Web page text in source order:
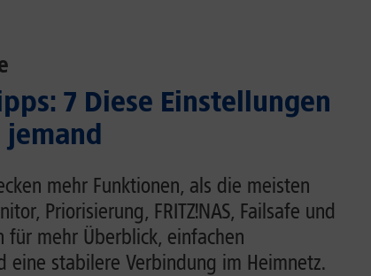
7 Diese Einstellungen
mehr Funktionen, als die meisten
Priorisierung, FRITZ!NAS, Failsafe und
für mehr Überblick, einfachen
eine stabilere Verbindung im Heimnetz.